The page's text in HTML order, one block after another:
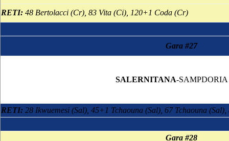
RETI: 48 Bertolacci (Cr), 83 Vita (Ci), 120+1 Coda (Cr)
Gara #27
SALERNITANA-
RETI: 28 Ikwuemesi (Sal), 45+1 Tchaouna (Sal), 67 Tchaouna
Gara #28